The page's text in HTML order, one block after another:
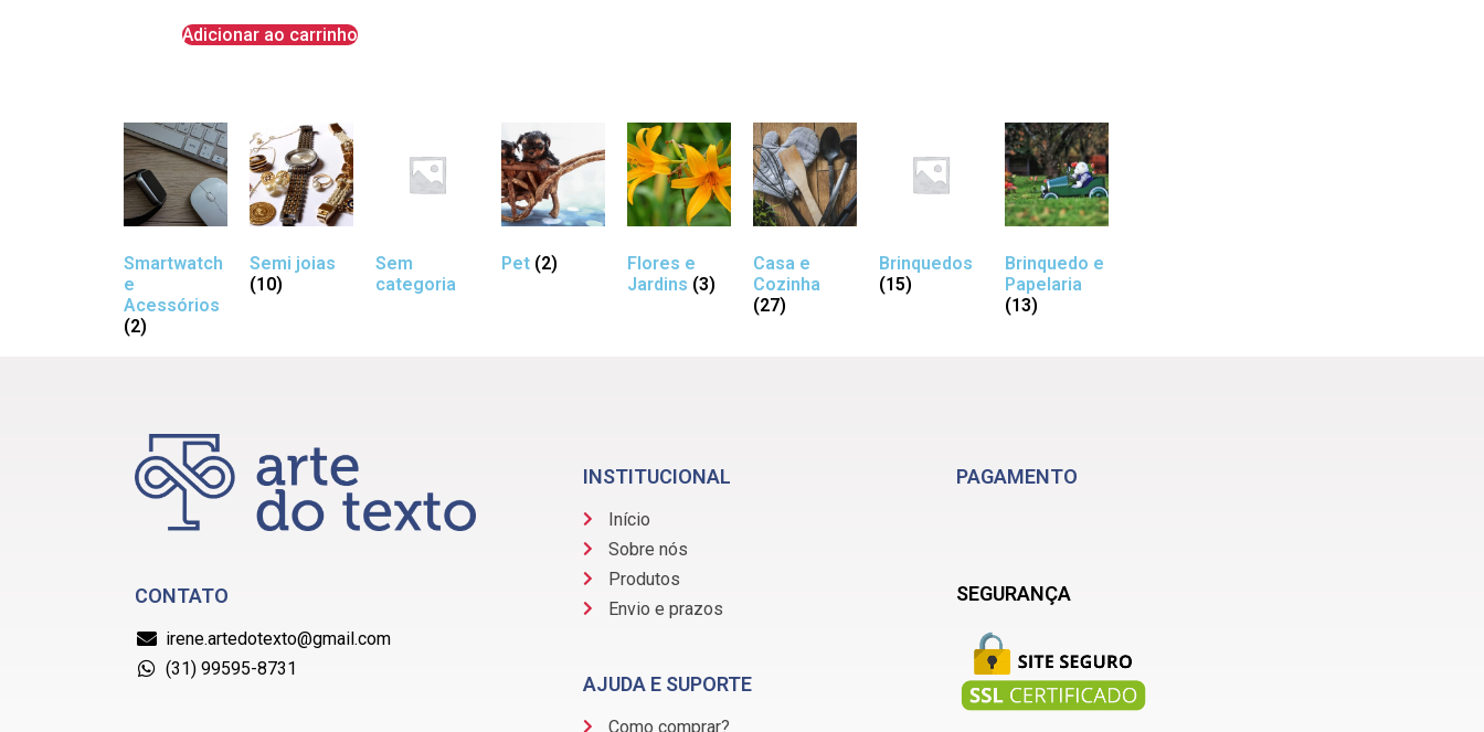
Adicionar ao carrinho
Smartwatch
e
Acessórios
(2)
Semi joias
(10)
Sem
categoria
Pet (2)
Flores e
Jardins (3)
Casa e
Cozinha
(27)
Brinquedos
(15)
Brinquedo e
Papelaria
(13)
CONTATO
irene.artedotexto@gmail.com
(31) 99595-8731
INSTITUCIONAL
Início
Sobre nós
Produtos
Envio e prazos
AJUDA E SUPORTE
Como comprar?
PAGAMENTO
SEGURANÇA